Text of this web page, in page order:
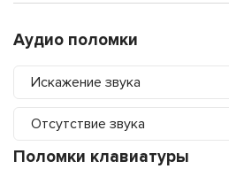
Аудио поломки
Искажение звука
Отсутствие звука
Поломки клавиатуры